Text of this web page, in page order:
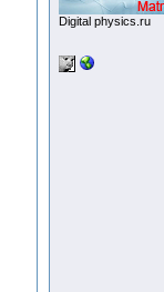
Digital physics.ru